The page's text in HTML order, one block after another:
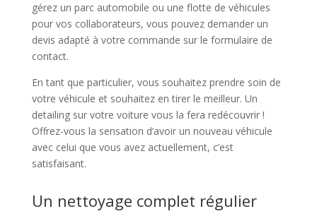
gérez un parc automobile ou une flotte de véhicules
pour vos collaborateurs, vous pouvez demander un
devis adapté à votre commande sur le formulaire de
contact.
En tant que particulier, vous souhaitez prendre soin de
votre véhicule et souhaitez en tirer le meilleur. Un
detailing sur votre voiture vous la fera redécouvrir !
Offrez-vous la sensation d’avoir un nouveau véhicule
avec celui que vous avez actuellement, c’est
satisfaisant.
Un nettoyage complet régulier